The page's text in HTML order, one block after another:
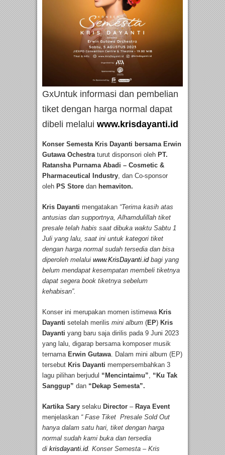
GxUntuk informasi dan pembelian
tiket dengan harga normal dapat
dibeli melalui www.krisdayanti.id
Konser Semesta Kris Dayanti bersama Erwin
Gutawa Ochestraturut disponsori oleh PT.
Ratansha Purnama Abadi – Cosmetic &
Pharmaceutical Industry, dan Co-sponsor
oleh PS Store dan hemaviton.
Kris Dayanti mengatakan “Terima kasih atas
antusias dan supportnya, Alhamdulillah tiket
presale telah habis saat dibuka waktu Sabtu 1
Juli yang lalu, saat ini untuk kategori tiket
dengan harga normal sudah tersedia dan bisa
diperoleh melalui www.KrisDayanti.idbagi yang
belum mendapat kesempatan membeli tiketnya
dapat segera book tiketnya sebelum
kehabisan”.
Konser ini merupakan momen istimewa Kris
Dayanti setelah merilis mini album (EP) Kris
Dayanti yang baru saja dirilis pada 9 Juni 2023
yang lalu, digarap bersama komposer musik
ternama Erwin Gutawa. Dalam mini album (EP)
tersebut Kris Dayanti mempersembahkan 3
lagu pilihan berjudul “Mencintaimu”, “Ku Tak
Sanggup” dan “Dekap Semesta”.
Kartika Sary selaku Director – Raya Event
menjelaskan “ Fase Tiket Presale Sold Out
hanya dalam satu hari, tiket dengan harga
normal sudah kami buka dan tersedia
di krisdayanti.id. Konser Semesta – Kris